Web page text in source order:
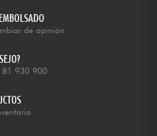
de opinión
930 900